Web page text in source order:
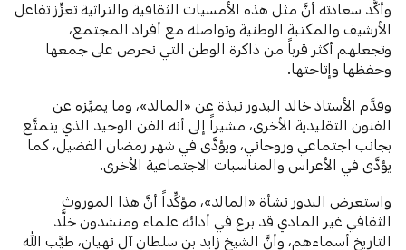
وأكَّد سعادته أنَّ مثل هذه الأمسيات الثقافية والتراثية تعزِّز تفاعل
الأرشيف والمكتبة الوطنية وتواصله مع أفراد المجتمع،
وتجعلهم أكثر قرباً من ذاكرة الوطن التي نحرص على جمعها
وحفظها وإتاحتها.
وقدَّم الأستاذ خالد البدور نبذة عن «المالد»، وما يميِّزه عن
الفنون التقليدية الأخرى، مشيراً إلى أنه الفن الوحيد الذي يتمتَّع
بجانب اجتماعي وروحاني، ويؤدَّى في شهر رمضان الفضيل، كما
يؤدَّى في الأعراس والمناسبات الاجتماعية الأخرى.
واستعرض البدور نشأة «المالد»، مؤكِّداً أنَّ هذا الموروث
الثقافي غير المادي قد برع في أدائه علماء ومنشدون خلَّد
التاريخ أسماءهم، وأنَّ الشيخ زايد بن سلطان آل نهيان، طيَّب الله